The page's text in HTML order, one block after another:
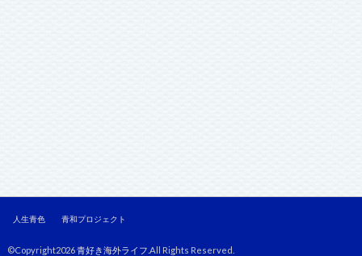
人生青色 青和プロジェクト
©Copyright2026青好き海外ライフ .All Rights Reserved.